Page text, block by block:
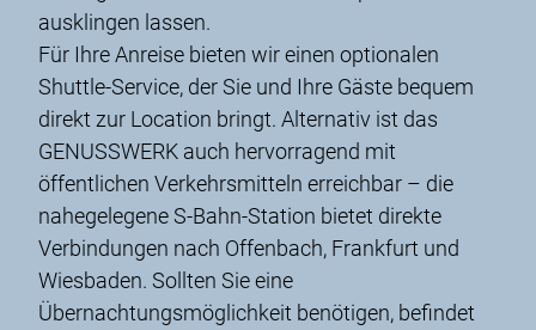
ausklingen lassen.
Für Ihre Anreise bieten wir einen optionalen
Shuttle-Service, der Sie und Ihre Gäste bequem
direkt zur Location bringt. Alternativ ist das
GENUSSWERK auch hervorragend mit
öffentlichen Verkehrsmitteln erreichbar – die
nahegelegene S-Bahn-Station bietet direkte
Verbindungen nach Offenbach, Frankfurt und
Wiesbaden. Sollten Sie eine
Übernachtungsmöglichkeit benötigen, befindet